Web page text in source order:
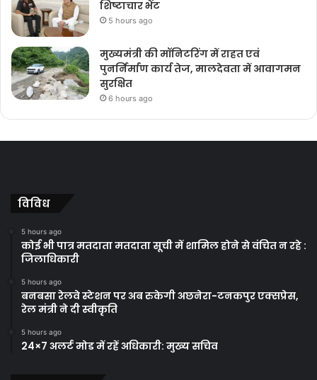
शिष्टाचार भेंट
5 hours ago
मुख्यमंत्री की मॉनिटरिंग में राहत एवं
पुनर्निर्माण कार्य तेज, मालदेवता में आवागमन
सुरक्षित
6 hours ago
विविध
5 hours ago
कोई भी पात्र मतदाता मतदाता सूची में शामिल होने से वंचित न रहे :
जिलाधिकारी
5 hours ago
बनबसा रेलवे स्टेशन पर अब रुकेगी अछनेरा-टनकपुर एक्सप्रेस,
रेल मंत्री ने दी स्वीकृति
5 hours ago
24×7 अलर्ट मोड में रहें अधिकारी: मुख्य सचिव